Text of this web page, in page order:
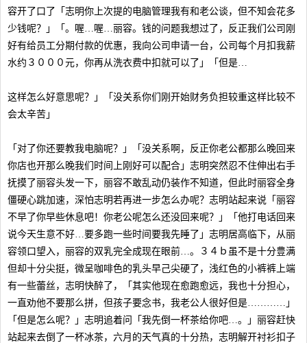
容开了口了「志明你上次提的电脑管理我有和老公谈，但不知会花多
少钱呢？」「。喔…喔…丽容。钱的问题我想过了，反正我们公司刚
好有给员工分期付款的优惠，我向公司申请一台，公司每个月扣我薪
水约３０００元，你再从洗衣费中扣就可以了」「但是…
这样怎么好意思呢？」「没关系你们刚开始财务负担较重这样比较不
会太辛苦」
「对了你还要教我电脑呢？」「没关系啊，反正你老公都那么晚回来
你店也开那么晚我们时间上刚好可以配合」志明突然忍不住伸出右手
抚摸了丽容头发一下，丽容不敢乱动仍装作不知道，但此时丽容全身
僵硬心跳加速，深怕志明若再进一步怎么办呢？志明站起来说「丽容
不早了你早些休息吧！你老公呢怎么还没回来呢？」「他打电话回来
说今天生意不好…要多跑一些时间要我先睡了」志明居高临下，从丽
容领口望入，丽容的双乳完全成现在眼前…。３４ｂ虽不是十分豊满
但却十分尖挺，微呈咖啡色的乳头早己尖硬了，浅红色的小裤裤上端
有一些蕾丝，志明快醉了，「其实他现在愈跑愈远，我也十分担心，
一直劝他不要那么拼，但孩子要念书，我老公人很好但是…………」
「但是怎么呢？」志明追着问「我先倒一杯茶给你吧…。」丽容赶快
站起来去倒了一杯冰茶，六月的天气真的十分热，志明解开衬衫扣子